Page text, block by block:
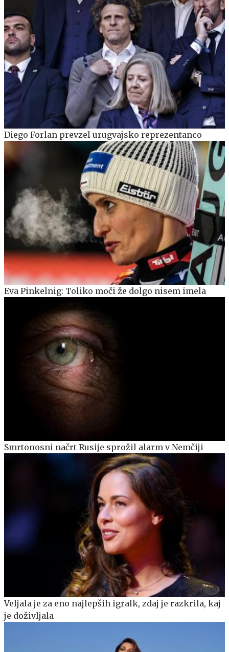
Diego Forlan prevzel urugvajsko reprezentanco
Eva Pinkelnig: Toliko moči že dolgo nisem imela
Smrtonosni načrt Rusije sprožil alarm v Nemčiji
Veljala je za eno najlepših igralk, zdaj je razkrila, kaj
je doživljala